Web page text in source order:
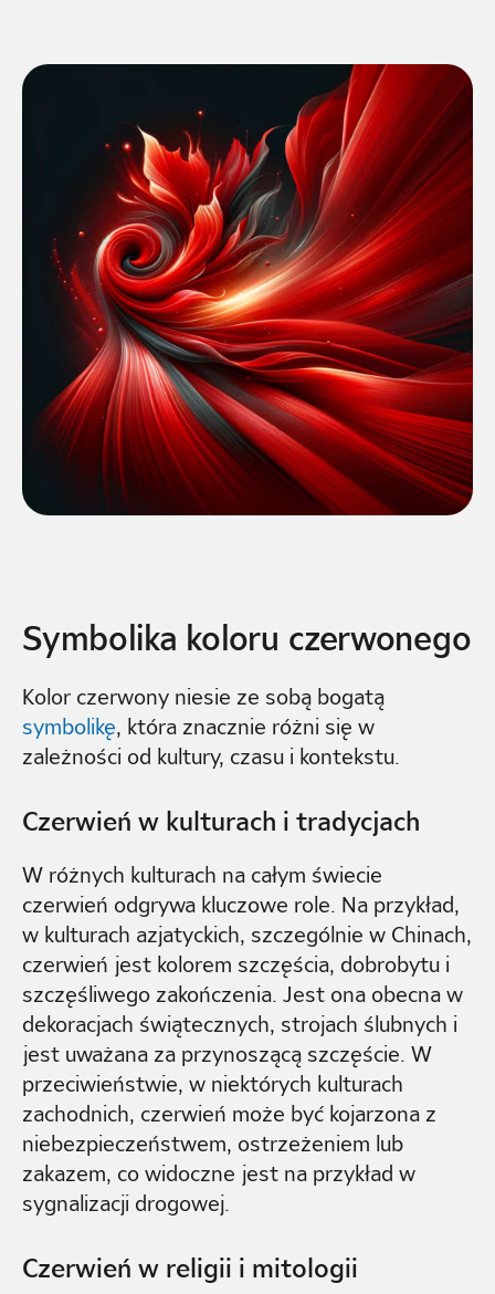
Symbolika koloru czerwonego
Kolor czerwony niesie ze sobą bogatą
symbolikę, która znacznie różni się w
zależności od kultury, czasu i kontekstu.
Czerwień w kulturach i tradycjach
W różnych kulturach na całym świecie
czerwień odgrywa kluczowe role. Na przykład,
w kulturach azjatyckich, szczególnie w Chinach,
czerwień jest kolorem szczęścia, dobrobytu i
szczęśliwego zakończenia. Jest ona obecna w
dekoracjach świątecznych, strojach ślubnych i
jest uważana za przynoszącą szczęście. W
przeciwieństwie, w niektórych kulturach
zachodnich, czerwień może być kojarzona z
niebezpieczeństwem, ostrzeżeniem lub
zakazem, co widoczne jest na przykład w
sygnalizacji drogowej.
Czerwień w religii i mitologii